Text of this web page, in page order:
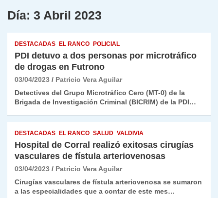
Día: 3 Abril 2023
DESTACADAS EL RANCO POLICIAL
PDI detuvo a dos personas por microtráfico
de drogas en Futrono
03/04/2023
Patricio Vera Aguilar
Detectives del Grupo Microtráfico Cero (MT-0) de la
Brigada de Investigación Criminal (BICRIM) de la PDI…
DESTACADAS EL RANCO SALUD VALDIVIA
Hospital de Corral realizó exitosas cirugías
vasculares de fístula arteriovenosas
03/04/2023
Patricio Vera Aguilar
Cirugías vasculares de fístula arteriovenosa se sumaron
a las especialidades que a contar de este mes…